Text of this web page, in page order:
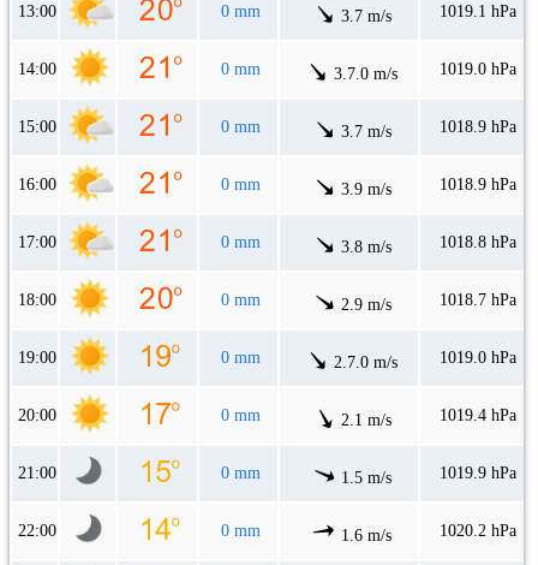
13:00 0 mm 3.7 m/s 1019.1 hPa
14:00 0 mm 3.7.0 m/s 1019.0 hPa
15:00 0 mm 3.7 m/s 1018.9 hPa
16:00 0 mm 3.9 m/s 1018.9 hPa
17:00 0 mm 3.8 m/s 1018.8 hPa
18:00 0 mm 2.9 m/s 1018.7 hPa
19:00 0 mm 2.7.0 m/s 1019.0 hPa
20:00 0 mm 2.1 m/s 1019.4 hPa
21:00 0 mm 1.5 m/s 1019.9 hPa
22:00 0 mm 1.6 m/s 1020.2 hPa